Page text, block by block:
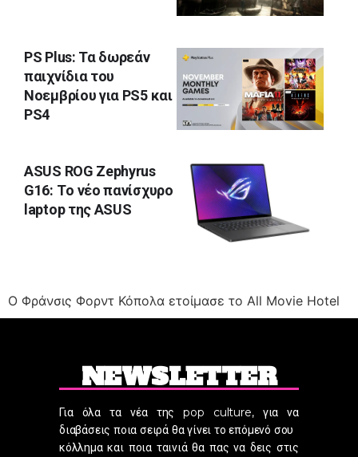
PS Plus: Τα δωρεάν
παιχνίδια του
Νοεμβρίου για PS5 και
PS4
ASUS ROG Zephyrus
G16: Tο νέο πανίσχυρο
laptop της ASUS
O Φράνσις Φορντ Κόπολα ετοίμασε το All Movie Hotel
NEWSLETTER
Για όλα τα νέα της pop culture, για να
διαβάσεις ποια σειρά θα γίνει το επόμενό σου
κόλλημα και ποια ταινιά θα πας να δεις στις